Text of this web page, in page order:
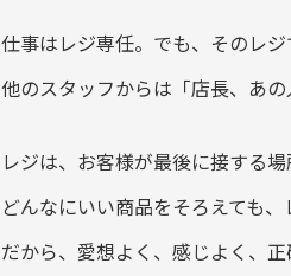
仕事はレジ専任。でも、そのレジ
他のスタッフからは「店長、あ
レジは、お客様が最後に接する場
どんなにいい商品をそろえても
だから、愛想よく、感じよく、正